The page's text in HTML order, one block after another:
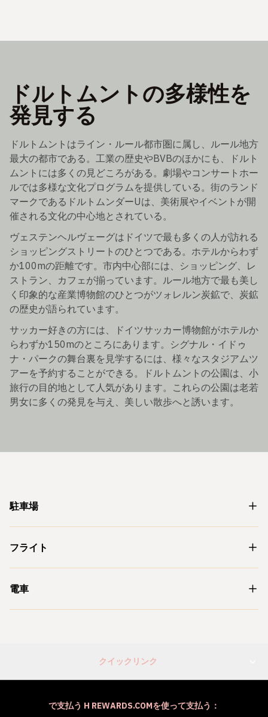
ドルトムントの多様性を
発見する
ドルトムントはライン・ルール都市圏に属し、ルール地方
最大の都市である。工業の歴史やBVBのほかにも、ドルト
ムントには多くの見どころがある。劇場やコンサートホー
ルでは多様な文化プログラムを提供している。街のランド
マークであるドルトムンダーUは、美術展やイベントが開
催される文化の中心地とされている。
ヴェステンヘルヴェーグはドイツで最も多くの人が訪れる
ショッピングストリートのひとつである。ホテルからわず
か100mの距離です。市内中心部には、ショッピング、レ
ストラン、カフェが揃っています。ルール地方で最も美し
く印象的な産業博物館のひとつがツォレルン炭鉱で、炭鉱
の歴史が語られています。
サッカー好きの方には、ドイツサッカー博物館がホテルか
らわずか150mのところにあります。シグナル・イドゥ
ナ・パークの舞台裏を見学するには、様々なスタジアムツ
アーを予約することができる。ドルトムントの公園は、小
旅行の目的地として人気があります。これらの公園は老若
男女に多くの発見を与え、美しい散歩へと誘います。
駐車場
フライト
電車
クイックリンク
で支払う H REWARDS.COMを使って支払う：